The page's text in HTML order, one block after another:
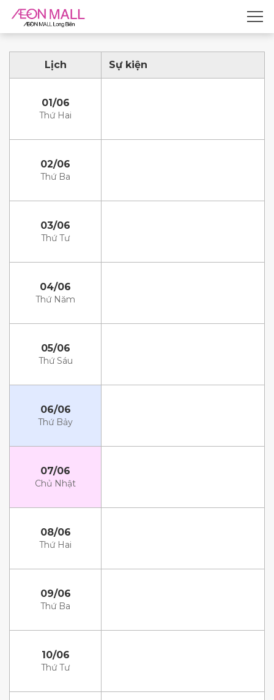
Lịch Sự kiện
01/06
Thứ Hai
02/06
Thứ Ba
03/06
Thứ Tư
04/06
Thứ Năm
05/06
Thứ Sáu
06/06
Thứ Bảy
07/06
Chủ Nhật
08/06
Thứ Hai
09/06
Thứ Ba
10/06
Thứ Tư